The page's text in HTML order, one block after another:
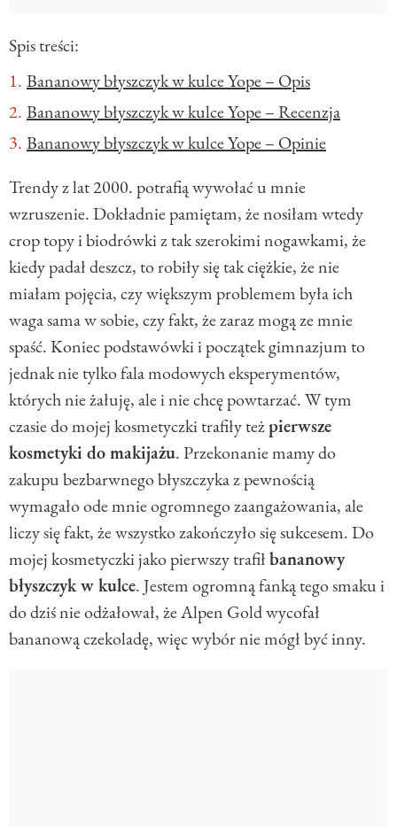
Spis treści:
Bananowy błyszczyk w kulce Yope – Opis
Bananowy błyszczyk w kulce Yope – Recenzja
Bananowy błyszczyk w kulce Yope – Opinie
Trendy z lat 2000. potrafią wywołać u mnie
wzruszenie. Dokładnie pamiętam, że nosiłam wtedy
crop topy i biodrówki z tak szerokimi nogawkami, że
kiedy padał deszcz, to robiły się tak ciężkie, że nie
miałam pojęcia, czy większym problemem była ich
waga sama w sobie, czy fakt, że zaraz mogą ze mnie
spaść. Koniec podstawówki i początek gimnazjum to
jednak nie tylko fala modowych eksperymentów,
których nie żałuję, ale i nie chcę powtarzać. W tym
czasie do mojej kosmetyczki trafiły teżpierwsze
kosmetyki do makijażu. Przekonanie mamy do
zakupu bezbarwnego błyszczyka z pewnością
wymagało ode mnie ogromnego zaangażowania, ale
liczy się fakt, że wszystko zakończyło się sukcesem. Do
mojej kosmetyczki jako pierwszy trafiłbananowy
błyszczyk w kulce. Jestem ogromną fanką tego smaku i
do dziś nie odżałował, że Alpen Gold wycofał
bananową czekoladę, więc wybór nie mógł być inny.